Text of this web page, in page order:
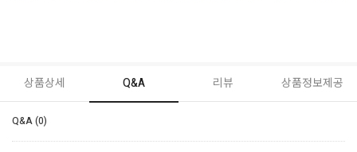
상품상세 Q&A 리뷰 상품정보제공
Q&A (0)